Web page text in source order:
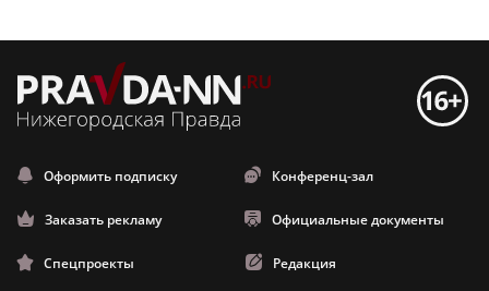
Оформить подписку Конференц-зал
Заказать рекламу Официальные документы
Спецпроекты Редакция